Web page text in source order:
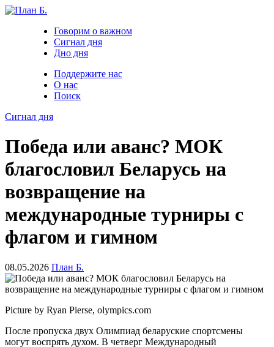
Говорим о важном
Сигнал дня
Дно дня
Поддержите нас
О нас
Поиск
Сигнал дня
Победа или аванс? МОК
благословил Беларусь на
возвращение на
международные турниры с
флагом и гимном
08.05.2026 План Б.
Picture by Ryan Pierse, olympics.com
После пропуска двух Олимпиад беларуские спортсмены
могут воспрять духом. В четверг Международный